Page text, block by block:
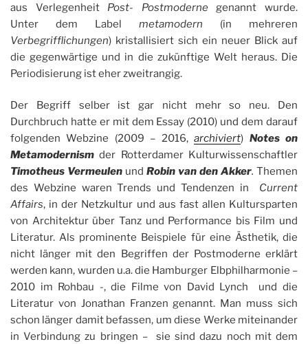
aus Verlegenheit Post- Postmodernegenannt wurde.
Unter dem Label metamodern (in mehreren
Verbegrifflichungen) kristallisiert sich ein neuer Blick auf
die gegenwärtige und in die zukünftige Welt heraus. Die
Periodisierung ist eher zweitrangig.
Der Begriff selber ist gar nicht mehr so neu. Den
Durchbruch hatte er mit dem Essay (2010) und dem darauf
folgenden Webzine (2009 – 2016,archiviert) Notes on
Metamodernism der Rotterdamer Kulturwissenschaftler
Timotheus Vermeulen und Robin van den Akker. Themen
des Webzine waren Trends und Tendenzen in Current
Affairs, in der Netzkultur und aus fast allen Kultursparten
von Architektur über Tanz und Performance bis Film und
Literatur. Als prominente Beispiele für eine Ästhetik, die
nicht länger mit den Begriffen der Postmoderne erklärt
werden kann, wurden u.a. die Hamburger Elbphilharmonie –
2010 im Rohbau -, die Filme von David Lynch und die
Literatur von Jonathan Franzen genannt. Man muss sich
schon länger damit befassen, um diese Werke miteinander
in Verbindung zu bringen – sie sind dazu noch mit dem